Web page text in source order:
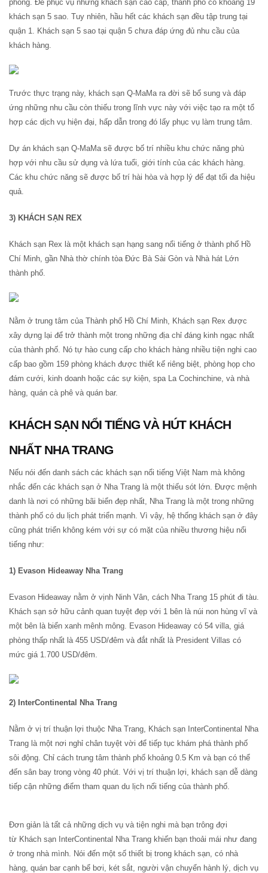
phòng. Để phục vụ những khách sạn cao cấp, thành phố có khoảng 19
khách sạn 5 sao. Tuy nhiên, hầu hết các khách sạn đều tập trung tại
quận 1. Khách sạn 5 sao tại quận 5 chưa đáp ứng đủ nhu cầu của
khách hàng.
Trước thực trạng này, khách sạn Q-MaMa ra đời sẽ bổ sung và đáp
ứng những nhu cầu còn thiếu trong lĩnh vực này với việc tạo ra một tổ
hợp các dịch vụ hiện đại, hấp dẫn trong đó lấy phục vụ làm trung tâm.
Dự án khách sạn Q-MaMa sẽ được bố trí nhiều khu chức năng phù
hợp với nhu cầu sử dụng và lứa tuổi, giới tính của các khách hàng.
Các khu chức năng sẽ được bố trí hài hòa và hợp lý để đạt tối đa hiệu
quả.
3) KHÁCH SẠN REX
Khách sạn Rex là một khách sạn hạng sang nổi tiếng ở thành phố Hồ
Chí Minh, gần Nhà thờ chính tòa Đức Bà Sài Gòn và Nhà hát Lớn
thành phố.
Nằm ở trung tâm của Thành phố Hồ Chí Minh, Khách sạn Rex được
xây dựng lại để trở thành một trong những địa chỉ đáng kinh ngạc nhất
của thành phố. Nó tự hào cung cấp cho khách hàng nhiều tiện nghi cao
cấp bao gồm 159 phòng khách được thiết kế riêng biệt, phòng họp cho
đám cưới, kinh doanh hoặc các sự kiện, spa La Cochinchine, và nhà
hàng, quán cà phê và quán bar.
KHÁCH SẠN NỔI TIẾNG VÀ HÚT KHÁCH
NHẤT NHA TRANG
Nếu nói đến danh sách các khách sạn nổi tiếng Việt Nam mà không
nhắc đến các khách sạn ở Nha Trang là một thiếu sót lớn. Được mệnh
danh là nơi có những bãi biển đẹp nhất, Nha Trang là một trong những
thành phố có du lịch phát triển mạnh. Vì vậy, hệ thống khách sạn ở đây
cũng phát triển không kém với sự có mặt của nhiều thương hiệu nổi
tiếng như:
1) Evason Hideaway Nha Trang
Evason Hideaway nằm ở vịnh Ninh Vân, cách Nha Trang 15 phút đi tàu.
Khách sạn sở hữu cảnh quan tuyệt đẹp với 1 bên là núi non hùng vĩ và
một bên là biển xanh mênh mông. Evason Hideaway có 54 villa, giá
phòng thấp nhất là 455 USD/đêm và đắt nhất là President Villas có
mức giá 1.700 USD/đêm.
2) InterContinental Nha Trang
Nằm ở vị trí thuận lợi thuộc Nha Trang, Khách sạn InterContinental Nha
Trang là một nơi nghỉ chân tuyệt vời để tiếp tục khám phá thành phố
sôi động. Chỉ cách trung tâm thành phố khoảng 0.5 Km và bạn có thể
đến sân bay trong vòng 40 phút. Với vị trí thuận lợi, khách sạn dễ dàng
tiếp cận những điểm tham quan du lịch nổi tiếng của thành phố.
Đơn giản là tất cả những dịch vụ và tiện nghi mà bạn trông đợi
từ Khách sạn InterContinental Nha Trang khiến bạn thoải mái như đang
ở trong nhà mình. Nói đến một số thiết bị trong khách sạn, có nhà
hàng, quán bar cạnh bể bơi, két sắt, người vận chuyển hành lý, dịch vụ